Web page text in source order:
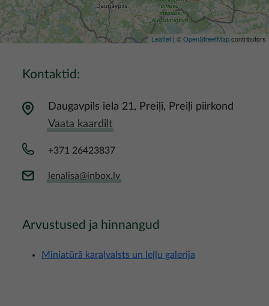
Leaflet | ©OpenStreetMapcontributors
Kontaktid:
Daugavpils iela 21, Preiļi, Preiļi piirkond
Vaata kaardilt
+371 26423837
lenalisa@inbox.lv
Arvustused ja hinnangud
Miniatūrā karaļvalsts un leļļu galerija